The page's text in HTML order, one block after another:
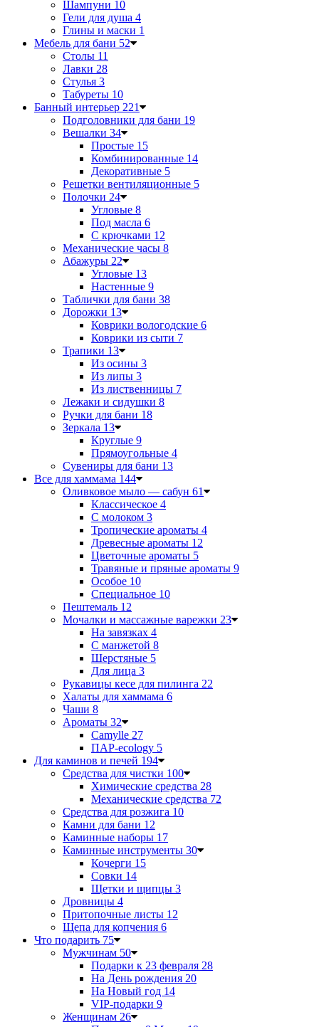
Шампуни 10
Гели для душа 4
Глины и маски 1
Мебель для бани 52
Столы 11
Лавки 28
Стулья 3
Табуреты 10
Банный интерьер 221
Подголовники для бани 19
Вешалки 34
Простые 15
Комбинированные 14
Декоративные 5
Решетки вентиляционные 5
Полочки 24
Угловые 8
Под масла 6
С крючками 12
Механические часы 8
Абажуры 22
Угловые 13
Настенные 9
Таблички для бани 38
Дорожки 13
Коврики вологодские 6
Коврики из сыти 7
Трапики 13
Из осины 3
Из липы 3
Из лиственницы 7
Лежаки и сидушки 8
Ручки для бани 18
Зеркала 13
Круглые 9
Прямоугольные 4
Сувениры для бани 13
Все для хаммама 144
Оливковое мыло — сабун 61
Классическое 4
С молоком 3
Тропические ароматы 4
Древесные ароматы 12
Цветочные ароматы 5
Травяные и пряные ароматы 9
Особое 10
Специальное 10
Пештемаль 12
Мочалки и массажные варежки 23
На завязках 4
С манжетой 8
Шерстяные 5
Для лица 3
Рукавицы кесе для пилинга 22
Халаты для хаммама 6
Чаши 8
Ароматы 32
Camylle 27
ПАР-ecology 5
Для каминов и печей 194
Средства для чистки 100
Химические средства 28
Механические средства 72
Средства для розжига 10
Камни для бани 12
Каминные наборы 17
Каминные инструменты 30
Кочерги 15
Совки 14
Щетки и щипцы 3
Дровницы 4
Притопочные листы 12
Щепа для копчения 6
Что подарить 75
Мужчинам 50
Подарки к 23 февраля 28
На День рождения 20
На Новый год 14
VIP-подарки 9
Женщинам 26